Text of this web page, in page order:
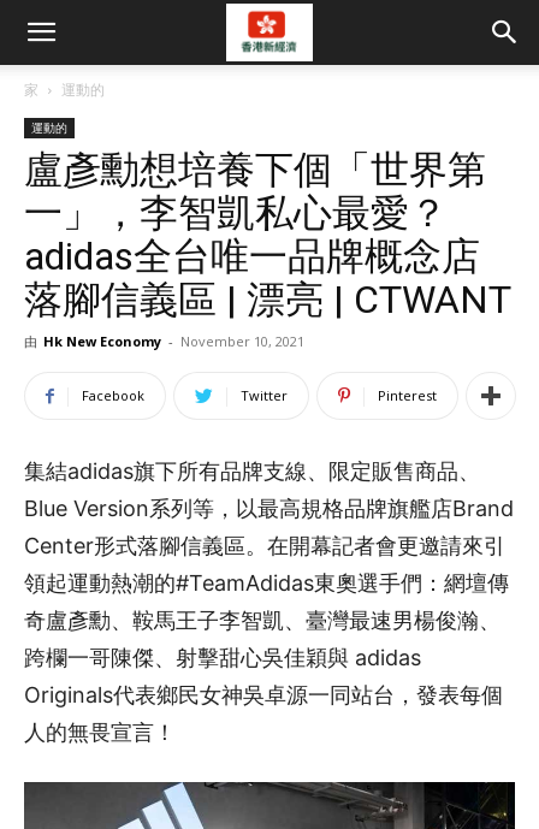
家 運動的
運動的
盧彥勳想培養下個「世界第
一」，李智凱私心最愛？
adidas全台唯一品牌概念店
落腳信義區 | 漂亮 | CTWANT
由 Hk New Economy - November 10, 2021
Facebook Twitter Pinterest
集結adidas旗下所有品牌支線、限定販售商品、
Blue Version系列等，以最高規格品牌旗艦店Brand
Center形式落腳信義區。在開幕記者會更邀請來引
領起運動熱潮的#TeamAdidas東奧選手們：網壇傳
奇盧彥勳、鞍馬王子李智凱、臺灣最速男楊俊瀚、
跨欄一哥陳傑、射擊甜心吳佳穎與 adidas
Originals代表鄉民女神吳卓源一同站台，發表每個
人的無畏宣言！